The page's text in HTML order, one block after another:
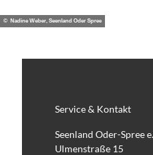
© Nadine Weber, Seenland Oder Spree
Service & Kontakt
Seenland Oder-Spree
Ulmenstraße 15